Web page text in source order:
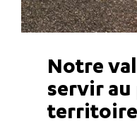
Notre
servir au